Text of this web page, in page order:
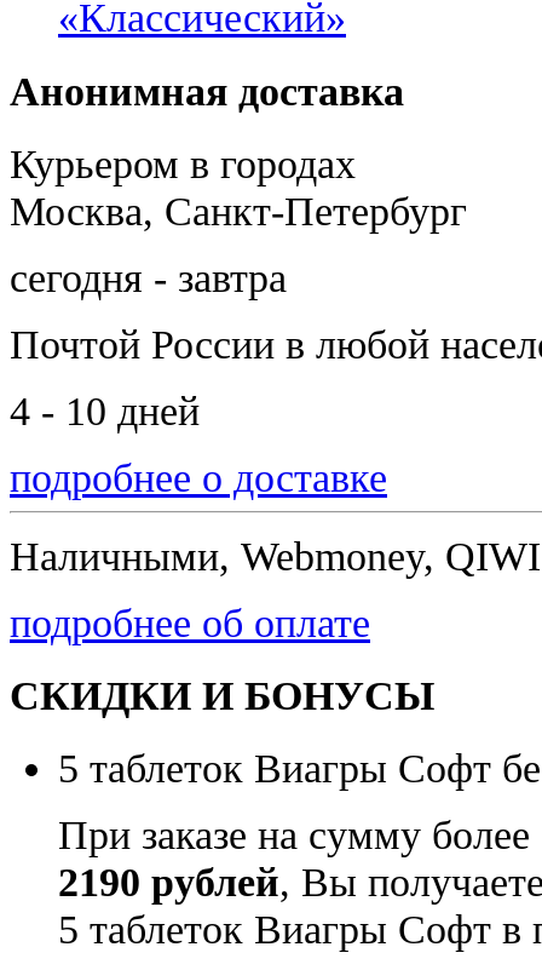
«Классический»
Анонимная доставка
Курьером в городах
Москва, Санкт-Петербург
сегодня - завтра
Почтой России в любой
4 - 10 дней
подробнее о доставке
Наличными, Webmoney,
подробнее об оплате
СКИДКИ И БОНУСЫ
5 таблеток Виагры Софт
При заказе на сумму более
2190 рублей, Вы
5 таблеток Виагры Софт в